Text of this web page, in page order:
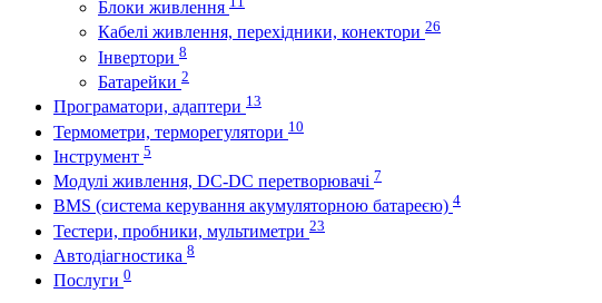
Блоки живлення
Кабелі живлення, перехідники, конектори 26
Інвертори 8
Батарейки 2
Програматори, адаптери 13
Термометри, терморегулятори 10
Інструмент 5
Модулі живлення, DC-DC перетворювачі 7
BMS (система керування акумуляторною батареєю) 4
Тестери, пробники, мультиметри 23
Автодіагностика 8
Послуги 0